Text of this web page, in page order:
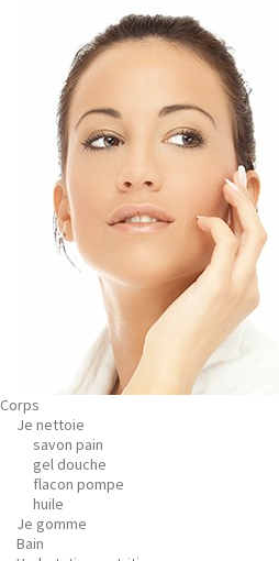
Corps
Je nettoie
savon pain
gel douche
flacon pompe
huile
Je gomme
Bain